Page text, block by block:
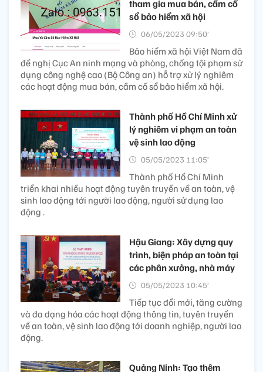
tham gia mua bán, cầm cố
sổ bảo hiểm xã hội
06/05/2023 09:50’
Bảo hiểm xã hội Việt Nam đã
đề nghị Cục An ninh mạng và phòng, chống tội phạm sử
dụng công nghệ cao (Bộ Công an) hỗ trợ xử lý nghiêm
các hoạt động mua bán, cầm cố sổ bảo hiểm xã hội.
Thành phố Hồ Chí Minh xử
lý nghiêm vi phạm an toàn
vệ sinh lao động
05/05/2023 11:05’
Thành phố Hồ Chí Minh
triển khai nhiều hoạt động tuyên truyền về an toàn, vệ
sinh lao động tới người lao động, người sử dụng lao
động .
Hậu Giang: Xây dựng quy
trình, biện pháp an toàn tại
các phân xưởng, nhà máy
05/05/2023 10:45’
Tiếp tục đổi mới, tăng cường
và đa dạng hóa các hoạt động thông tin, tuyên truyền
về an toàn, vệ sinh lao động tới doanh nghiệp, người lao
động.
Quảng Ninh: Tạo thêm